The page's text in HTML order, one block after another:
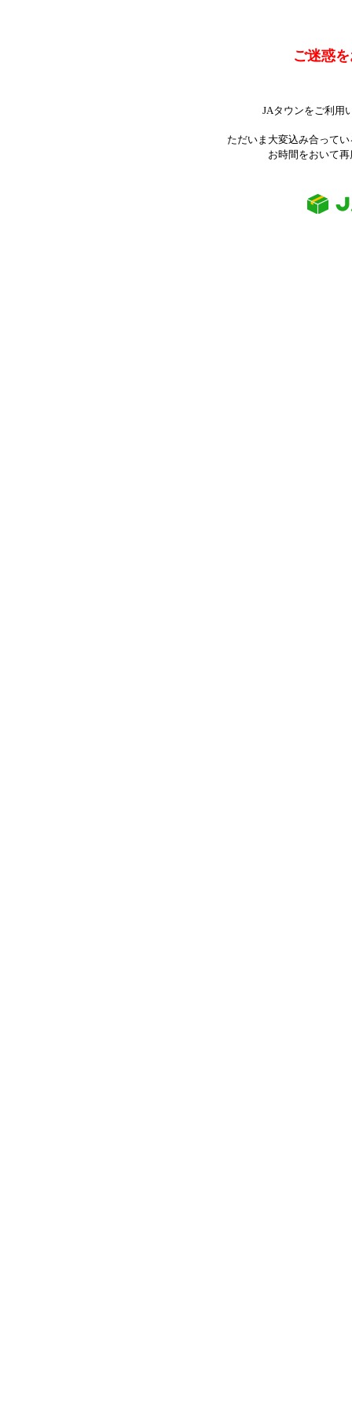
ご迷惑
JAタウンをご利用
ただいま大変込み合って
お時間をおいて